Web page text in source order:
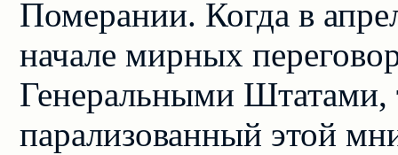
Померании. Когда в
начале мирных
Генеральными Штатами,
парализованный этой